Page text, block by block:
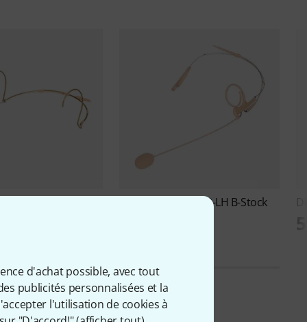
d'achat possible, avec tout
publicités personnalisées et la
l'utilisation de cookies à
4288-DP-F-F90-LH B-Stock